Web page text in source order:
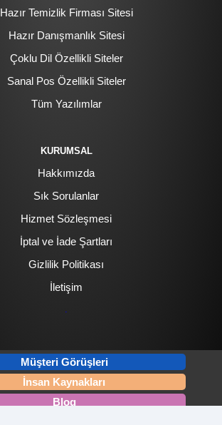
Hazır Temizlik Firması Sitesi
Hazır Danışmanlık Sitesi
Çoklu Dil Özellikli Siteler
Sanal Pos Özellikli Siteler
Tüm Yazılımlar
KURUMSAL
Hakkımızda
Sık Sorulanlar
Hizmet Sözleşmesi
İptal ve İade Şartları
Gizlilik Politikası
İletişim
Müşteri Görüşleri
İnsan Kaynakları
Blog